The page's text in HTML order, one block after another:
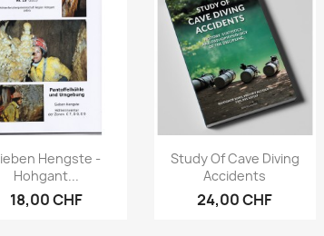
Aperçu rapide
Hengste -
Hohgant...
18,00 CHF
Aperçu rapide
Study Of Cave Diving
Accidents
24,00 CHF